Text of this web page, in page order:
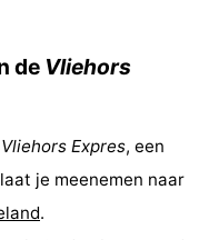
de Vliehors
Vliehors Expres, een
je meenemen naar
.